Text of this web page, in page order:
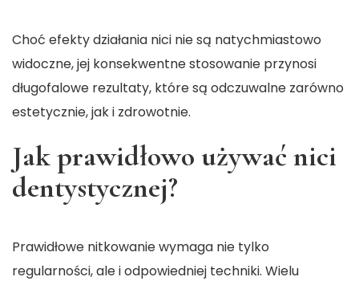
Choć efekty działania nici nie są natychmiastowo
widoczne, jej konsekwentne stosowanie przynosi
długofalowe rezultaty, które są odczuwalne zarówno
estetycznie, jak i zdrowotnie.
Jak prawidłowo używać nici
dentystycznej?
Prawidłowe nitkowanie wymaga nie tylko
regularności, ale i odpowiedniej techniki. Wielu